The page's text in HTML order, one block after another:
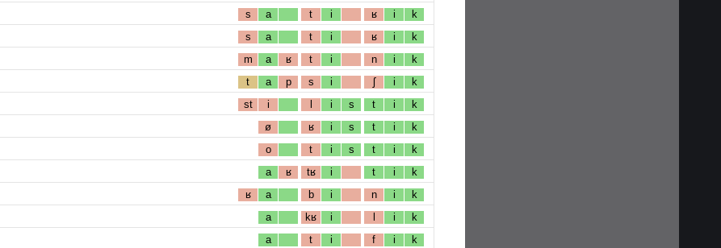
s a t i ʁ i k
s a t i ʁ i k
m a ʁ t i n i k
t a p s i ʃ i k
st i l i s t i k
ø ʁ i s t i k
o t i s t i k
a ʁ tʁ i t i k
ʁ a b i n i k
a kʁ i l i k
a t i f i k